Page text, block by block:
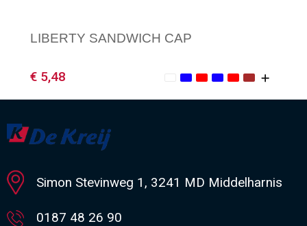
LIBERTY SANDWICH CAP
€ 5,48
Minimale afname: 1
Simon Stevinweg 1, 3241 MD Middelharnis
0187 48 26 90